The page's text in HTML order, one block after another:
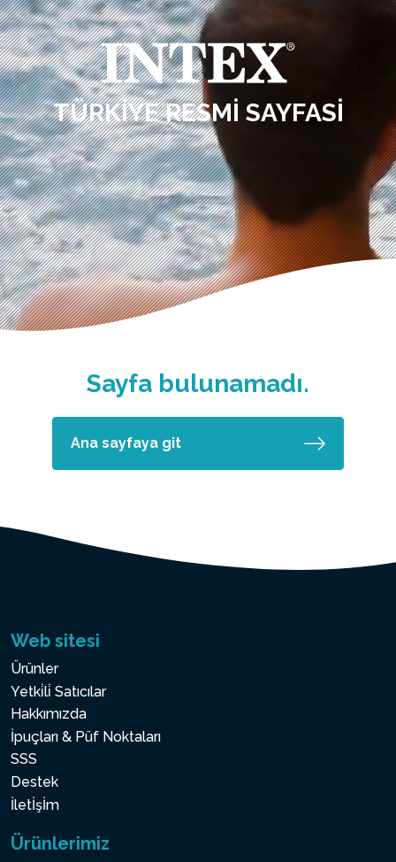
TÜRKIYE RESMI SAYFASI
Sayfa bulunamadı.
Ana sayfaya git
Web sitesi
Ürünler
Yetki̇li̇ Satıcılar
Hakkımızda
İpuçları & Püf Noktaları
SSS
Destek
İletİşİm
Ürünlerimiz